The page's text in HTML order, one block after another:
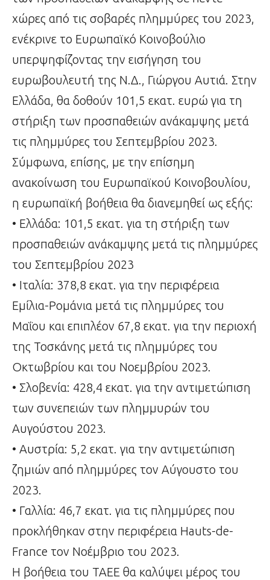
χώρες από τις σοβαρές πλημμύρες του 2023,
ενέκρινε το Ευρωπαϊκό Κοινοβούλιο
υπερψηφίζοντας την εισήγηση του
ευρωβουλευτή της Ν.Δ., Γιώργου Αυτιά. Στην
Ελλάδα, θα δοθούν 101,5 εκατ. ευρώ για τη
στήριξη των προσπαθειών ανάκαμψης μετά
τις πλημμύρες του Σεπτεμβρίου 2023.
Σύμφωνα, επίσης, με την επίσημη
ανακοίνωση του Ευρωπαϊκού Κοινοβουλίου,
η ευρωπαϊκή βοήθεια θα διανεμηθεί ως εξής:
• Ελλάδα: 101,5 εκατ. για τη στήριξη των
προσπαθειών ανάκαμψης μετά τις πλημμύρες
του Σεπτεμβρίου 2023
• Ιταλία: 378,8 εκατ. για την περιφέρεια
Εμίλια-Ρομάνια μετά τις πλημμύρες του
Μαΐου και επιπλέον 67,8 εκατ. για την περιοχή
της Τοσκάνης μετά τις πλημμύρες του
Οκτωβρίου και του Νοεμβρίου 2023.
• Σλοβενία: 428,4 εκατ. για την αντιμετώπιση
των συνεπειών των πλημμυρών του
Αυγούστου 2023.
• Αυστρία: 5,2 εκατ. για την αντιμετώπιση
ζημιών από πλημμύρες τον Αύγουστο του
2023.
• Γαλλία: 46,7 εκατ. για τις πλημμύρες που
προκλήθηκαν στην περιφέρεια Hauts-de-
France τον Νοέμβριο του 2023.
Η βοήθεια του ΤΑΕΕ θα καλύψει μέρος του